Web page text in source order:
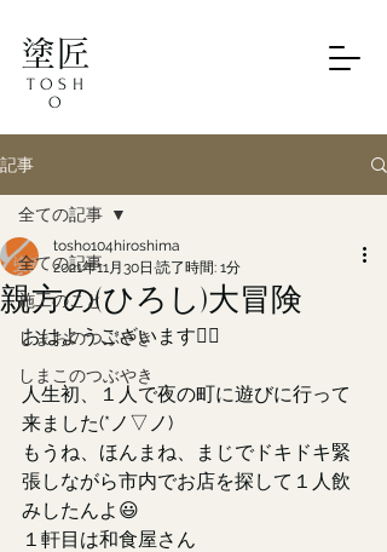
塗匠
TOSH
O
記事
全ての記事
施工のこと
しまおのつぶやき
しまこのつぶやき
全ての記事
親方の(ひろし)大冒険
tosho104hiroshima
2021年11月30日 読了時間: 1分
おはようございます🙋‍♂️
人生初、１人で夜の町に遊びに行って
来ました(*ノ▽ノ)
もうね、ほんまね、まじでドキドキ緊
張しながら市内でお店を探して１人飲
みしたんよ😃
１軒目は和食屋さん